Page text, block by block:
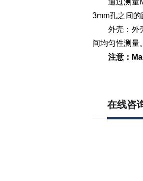
通过测量
3mm孔之间的
外壳：外壳
间均匀性测量
注意：
在线咨